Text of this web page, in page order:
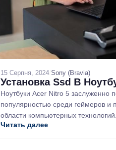
15 Серпня, 2024/ Sony (Bravia)
Установка Ssd В
Ноутбуки Acer Nitro 5 заслуженно
популярностью среди геймеров и
области компьютерных
другое устройство, они со
Читать далее